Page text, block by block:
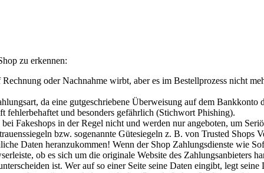
zu erkennen:
oder Nachnahme wirbt, aber es im Bestellprozess nicht
da eine gutgeschriebene Überweisung auf dem
und besonders gefährlich (Stichwort Phishing).
Fakeshops in der Regel nicht und werden nur angeboten, um
bzw. sogenannte Gütesiegeln z. B. von Trusted Shops
Daten heranzukommen! Wenn der Shop Zahlungsdienste wie
ob es sich um die originale Website des Zahlungsanbieters
ist. Wer auf so einer Seite seine Daten eingibt, legt